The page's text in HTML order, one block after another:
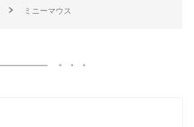
ミニーマウス